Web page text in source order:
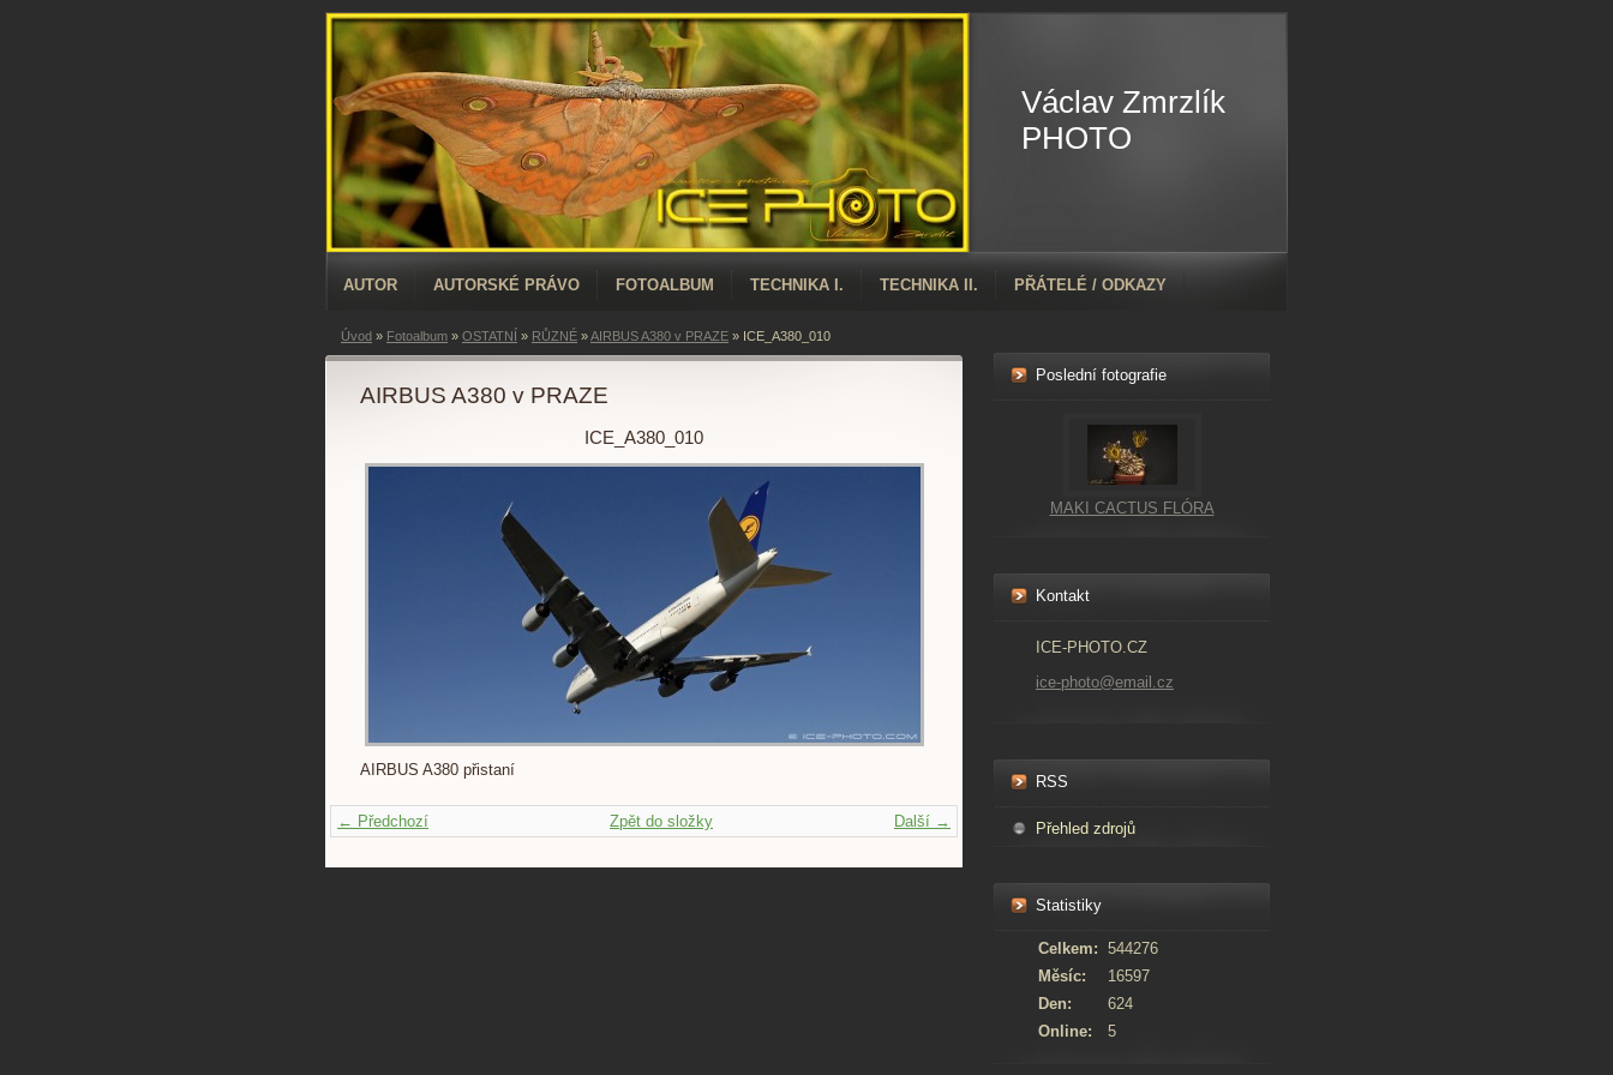
Václav Zmrzlík
PHOTO
AUTOR AUTORSKÉ PRÁVO FOTOALBUM TECHNIKA I. TECHNIKA II. PŘÁTELÉ / ODKAZY
Poslední fotografie
MAKI CACTUS FLÓRA
Kontakt
ICE-PHOTO.CZ
ice-photo@email.cz
RSS
Přehled zdrojů
Statistiky
Online: 5
Celkem: 544276
Měsíc:
16597
Den:
624
Úvod » Fotoalbum » OSTATNÍ » RŮZNÉ »AIRBUS A380 v PRAZE » ICE_A380_010
AIRBUS A380 v PRAZE
ICE_A380_010
AIRBUS A380 přistaní
← Předchozí Další →
Zpět do složky